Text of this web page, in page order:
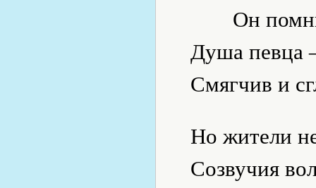
Он
Душа певца
Смягчив и
Но жители
Созвучия